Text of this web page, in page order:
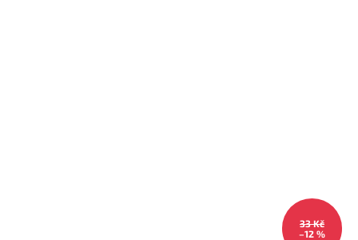
33 Kč
–12 %